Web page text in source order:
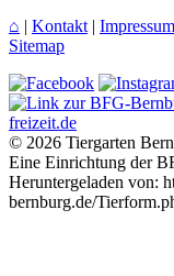
⌂ | Kontakt | Impressum
Sitemap
© 2026 Tiergarten
Eine Einrichtung der
Heruntergeladen von:
bernburg.de/